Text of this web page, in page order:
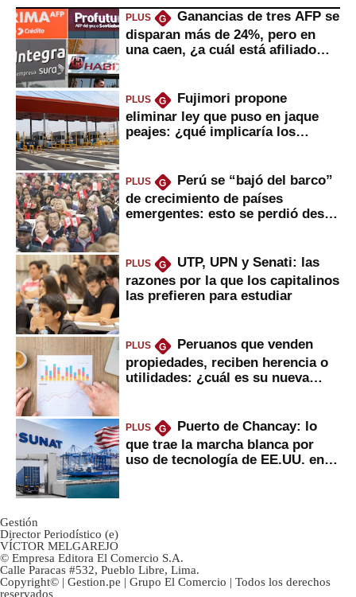
PLUS G
Ganancias de tres AFP se
disparan más de 24%, pero en
una caen, ¿a cuál está afiliado
PLUS G
Fujimori propone
eliminar ley que puso en jaque
peajes: ¿qué implicaría los
PLUS G
Perú se “bajó del barco”
de crecimiento de países
emergentes: esto se perdió desde
PLUS G
UTP, UPN y Senati: las
razones por la que los capitalinos
las prefieren para estudiar
PLUS G
Peruanos que venden
propiedades, reciben herencia o
utilidades: ¿cuál es su nueva
PLUS G
Puerto de Chancay: lo
que trae la marcha blanca por
uso de tecnología de EE.UU. en
Gestión
Director Periodístico (e)
VÍCTOR MELGAREJO
© Empresa Editora El Comercio S.A.
Calle Paracas #532, Pueblo Libre, Lima.
Copyright© | Gestion.pe | Grupo El Comercio | Todos los derechos
reservados